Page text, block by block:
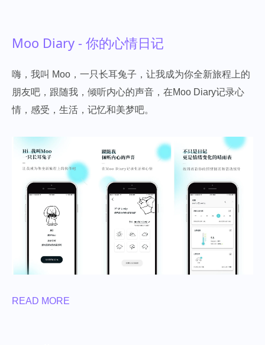
Moo Diary - 你的心情日记
嗨，我叫 Moo，一只长耳兔子，让我成为你全新旅程上的
朋友吧，跟随我，倾听内心的声音，在Moo Diary记录心
情，感受，生活，记忆和美梦吧。
READ MORE